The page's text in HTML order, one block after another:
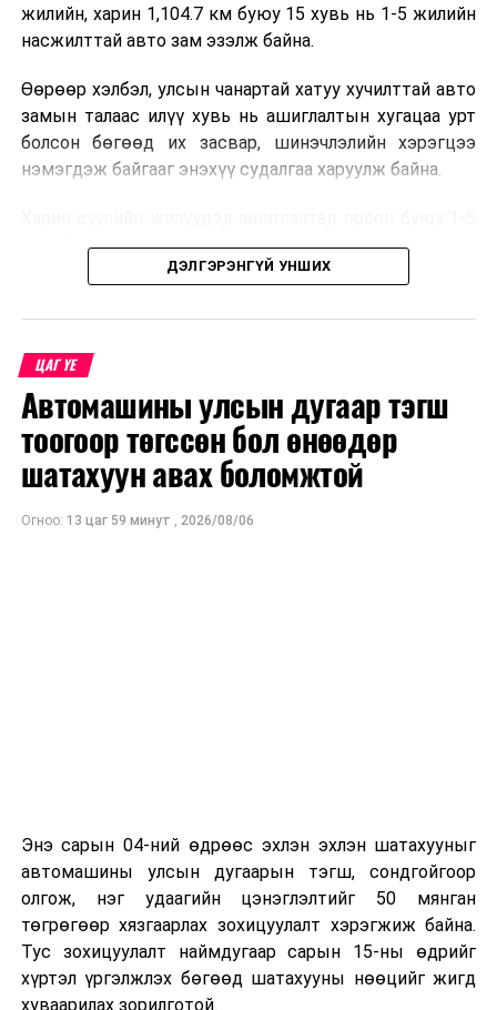
жилийн, харин 1,104.7 км буюу 15 хувь нь 1-5 жилийн
насжилттай авто зам эзэлж байна.
Өөрөөр хэлбэл, улсын чанартай хатуу хучилттай авто
замын талаас илүү хувь нь ашиглалтын хугацаа урт
болсон бөгөөд их засвар, шинэчлэлийн хэрэгцээ
нэмэгдэж байгааг энэхүү судалгаа харуулж байна.
жилийн насжилттай авто замууд нь Улаанбаатар-
Дархан-Сүхбаатар, Улаанбаатар-Мандалговь-
коридорууд болон зарим аймгийн төвүүдийг
холбосон чиглэлүүдэд төвлөрчээ.
Авто замын насжилтыг тогтмол үнэлж, их засвар,
ээлжит засвар арчлалтын ажлыг шинжлэх ухааны
үндэслэлтэй төлөвлөх нь замын хөдөлгөөний
аюулгүй байдлыг хангах, ашиглалтын хугацааг
төлөвлөхөд чухал ач холбогдолтойг албаныхан хэлж
ДЭЛГЭРЭНГҮЙ УНШИХ
ЦАГ ҮЕ
Автомашины улсын дугаар тэгш
тоогоор төгссөн бол өнөөдөр
шатахуун авах боломжтой
Огноо: 13 цаг 59 минут , 2026/08/06
Энэ сарын 04-ний өдрөөс эхлэн эхлэн шатахууныг
автомашины улсын дугаарын тэгш, сондгойгоор
олгож, нэг удаагийн цэнэглэлтийг 50 мянган
төгрөгөөр хязгаарлах зохицуулалт хэрэгжиж байна.
Тус зохицуулалт наймдугаар сарын 15-ны өдрийг
хүртэл үргэлжлэх бөгөөд шатахууны нөөцийг жигд
хуваарилах зорилготой.